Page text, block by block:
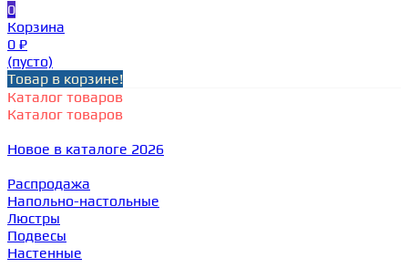
0
Корзина
0 ₽
(пусто)
Товар в корзине!
Каталог товаров
Каталог товаров
Новое в каталоге 2026
Распродажа
Напольно-настольные
Люстры
Подвесы
Настенные